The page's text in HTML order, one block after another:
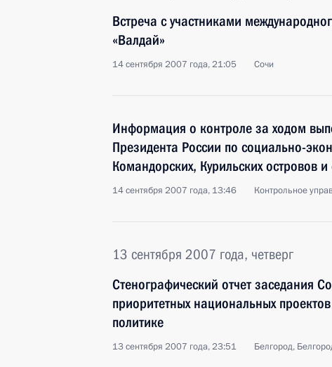
Встреча с участниками
«Валдай»
14 сентября 2007 года, 21:05 Сочи
Информация о контроле за ходом
Президента России по социально-
Командорских, Курильских островов
14 сентября 2007 года, 13:46 Контрольное
13 сентября 2007 года, четверг
Стенографический отчет заседания
приоритетных национальных
политике
13 сентября 2007 года, 23:51 Белгород,